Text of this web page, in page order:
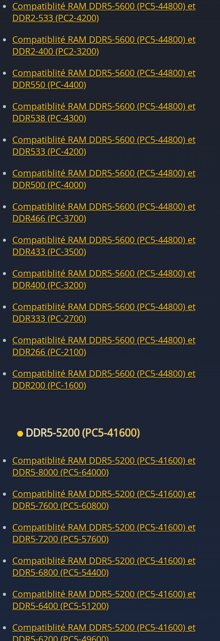
Compatiblité RAM DDR5-5600 (PC5-44800) et
DDR2-533 (PC2-4200)
Compatiblité RAM DDR5-5600 (PC5-44800) et
DDR2-400 (PC2-3200)
Compatiblité RAM DDR5-5600 (PC5-44800) et
DDR550 (PC-4400)
Compatiblité RAM DDR5-5600 (PC5-44800) et
DDR538 (PC-4300)
Compatiblité RAM DDR5-5600 (PC5-44800) et
DDR533 (PC-4200)
Compatiblité RAM DDR5-5600 (PC5-44800) et
DDR500 (PC-4000)
Compatiblité RAM DDR5-5600 (PC5-44800) et
DDR466 (PC-3700)
Compatiblité RAM DDR5-5600 (PC5-44800) et
DDR433 (PC-3500)
Compatiblité RAM DDR5-5600 (PC5-44800) et
DDR400 (PC-3200)
Compatiblité RAM DDR5-5600 (PC5-44800) et
DDR333 (PC-2700)
Compatiblité RAM DDR5-5600 (PC5-44800) et
DDR266 (PC-2100)
Compatiblité RAM DDR5-5600 (PC5-44800) et
DDR200 (PC-1600)
DDR5-5200 (PC5-41600)
Compatiblité RAM DDR5-5200 (PC5-41600) et
DDR5-8000 (PC5-64000)
Compatiblité RAM DDR5-5200 (PC5-41600) et
DDR5-7600 (PC5-60800)
Compatiblité RAM DDR5-5200 (PC5-41600) et
DDR5-7200 (PC5-57600)
Compatiblité RAM DDR5-5200 (PC5-41600) et
DDR5-6800 (PC5-54400)
Compatiblité RAM DDR5-5200 (PC5-41600) et
DDR5-6400 (PC5-51200)
Compatiblité RAM DDR5-5200 (PC5-41600) et